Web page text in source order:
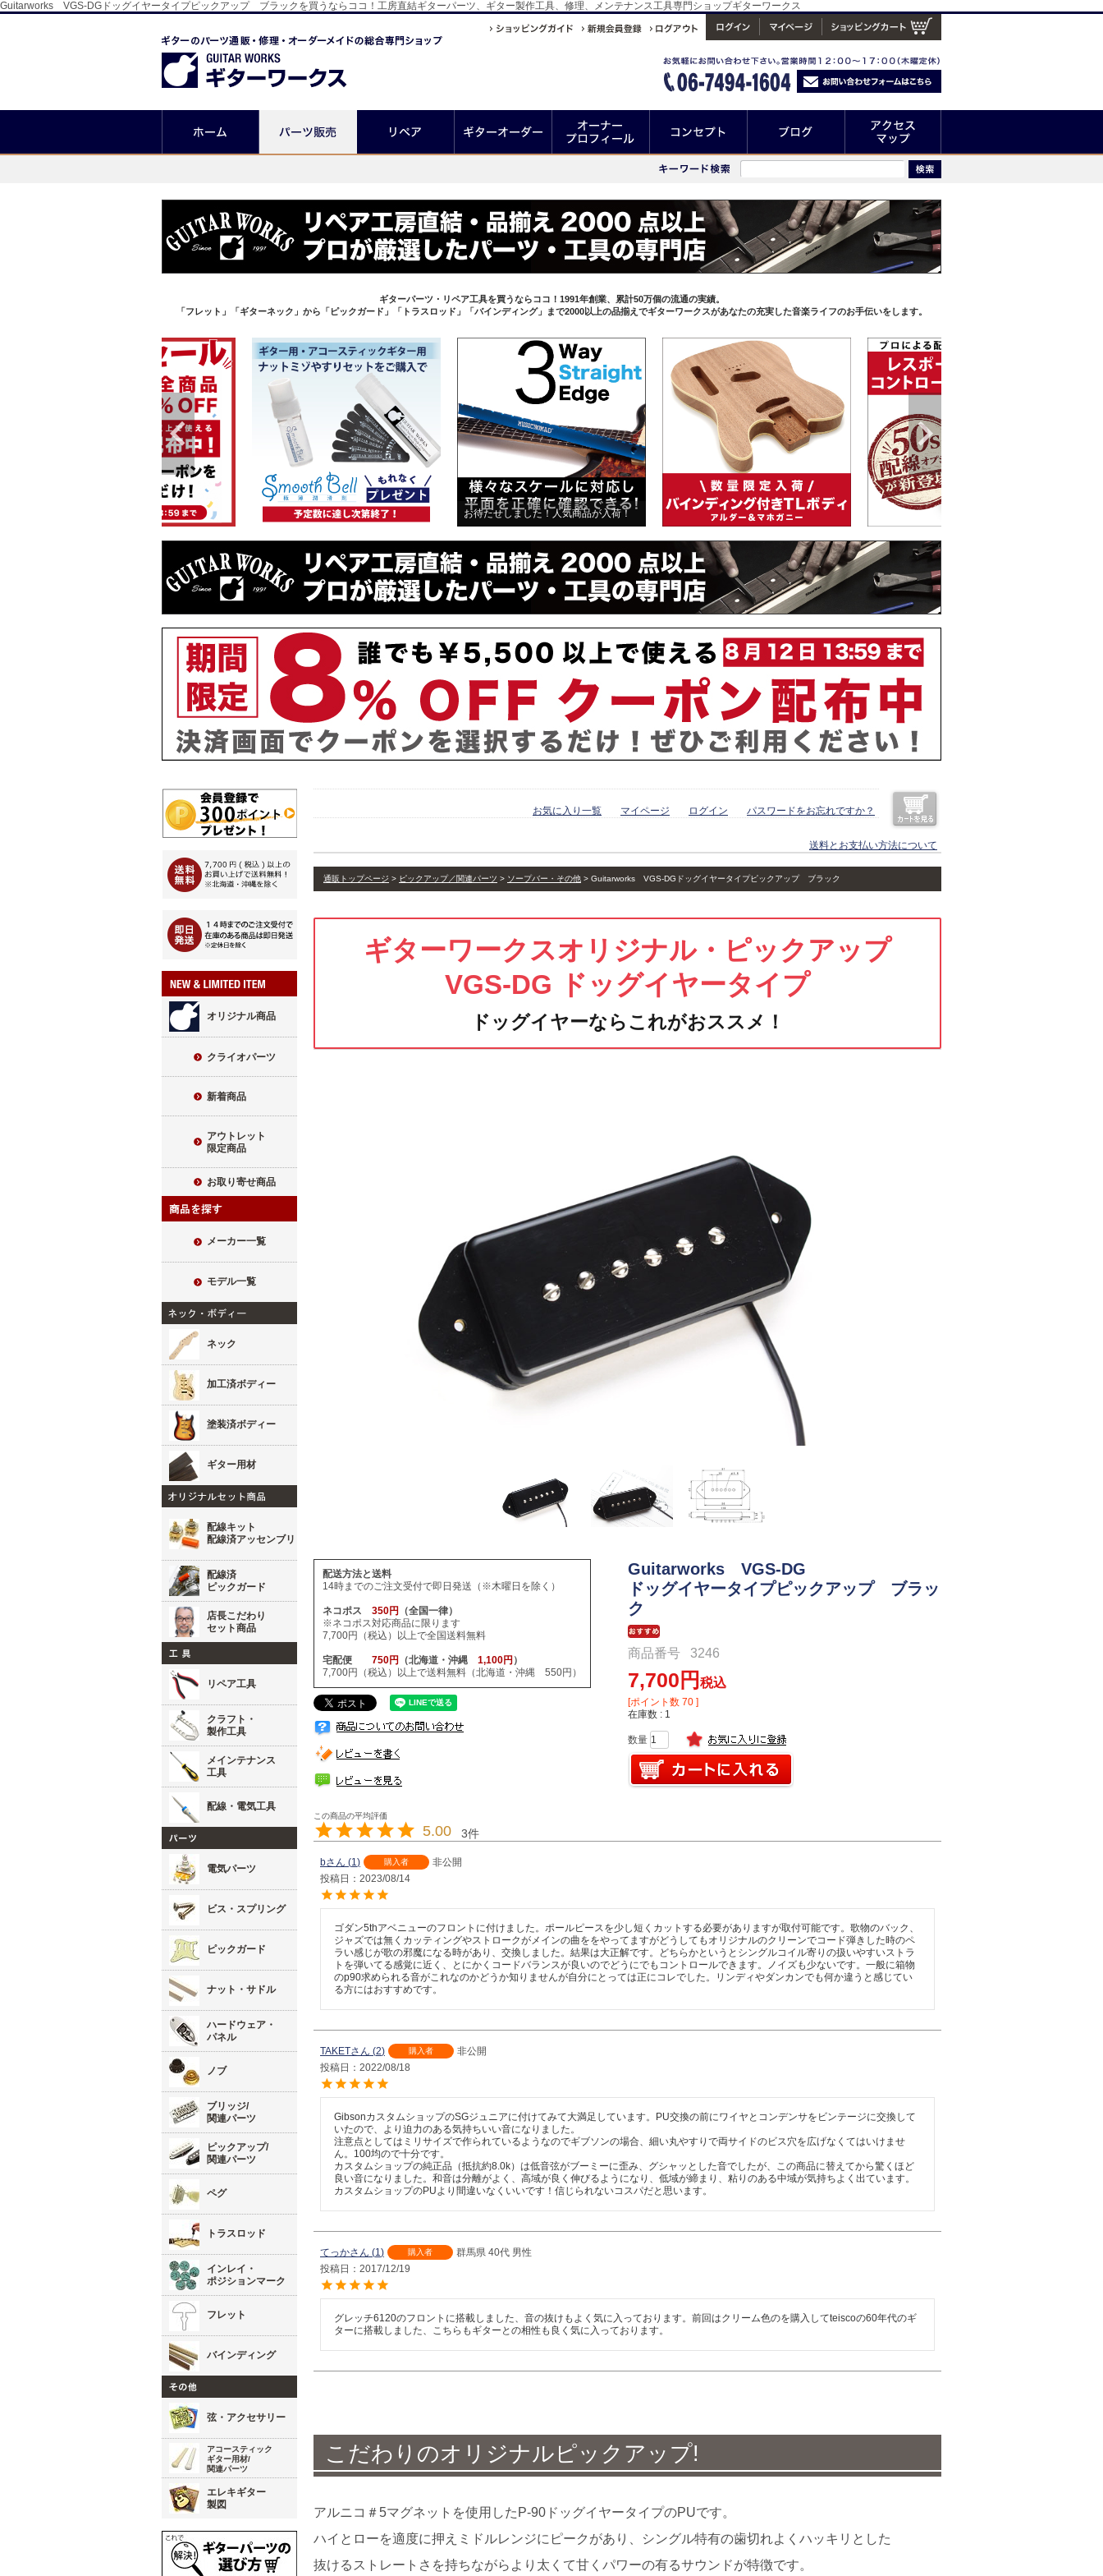
Guitarworks VGS-DGドッグイヤータイプピックアップ ブラックを買うならココ！工房直結ギターパーツ、ギター製作工具、修理、メンテナンス工具専門ショップギターワークス
ギターパーツ・リペア工具を買うならココ！1991年創業、累計50万個の流通の実績。
「フレット」「ギターネック」から「ピックガード」「トラスロッド」「バインディング」まで2000以上の品揃えでギターワークスがあなたの充実した音楽ライフのお手伝いをします。
お待たせしました！人気商品が入荷！
オリジナル商品
クライオパーツ
新着商品
アウトレット
限定商品
お取り寄せ商品
メーカー一覧
モデル一覧
ネック
加工済ボディー
塗装済ボディー
ギター用材
配線キット
配線済アッセンブリ
配線済
ピックガード
店長こだわり
セット商品
リペア工具
クラフト・
製作工具
メインテナンス
工具
配線・電気工具
電気パーツ
ビス・スプリング
ピックガード
ナット・サドル
ハードウェア・
パネル
ノブ
ブリッジ/
関連パーツ
ピックアップ/
関連パーツ
ペグ
トラスロッド
インレイ・
ポジションマーク
フレット
バインディング
弦・アクセサリー
アコースティック
ギター用材/
関連パーツ
エレキギター
製図
お気に入り一覧 マイページ ログイン パスワードをお忘れですか？
送料とお支払い方法について
通販トップページ ピックアップ／関連パーツ ソープバー・その他 Guitarworks VGS-DGドッグイヤータイプピックアップ ブラック
ギターワークスオリジナル・ピックアップ
VGS-DG ドッグイヤータイプ
ドッグイヤーならこれがおススメ！
配送方法と送料
14時までのご注文受付で即日発送（※木曜日を除く）
ネコポス 350円
（全国一律）
※ネコポス対応商品に限ります
7,700円（税込）以上で全国送料無料
宅配便 750円 （北海道・沖縄 1,100円 ）
7,700円（税込）以上で送料無料（北海道・沖縄 550円）
Guitarworks VGS-DG
ドッグイヤータイプピックアップ ブラッ
ク
商品番号 3246
7,700 税込
[ポイント数 70 ]
在庫数
1
5.00 3
b 1 購入者
非公開
投稿日
2023/08/14
ゴダン5thアベニューのフロントに付けました。ポールピースを少し短くカットする必要がありますが取付可能です。歌物のバック、
ジャズでは無くカッティングやストロークがメインの曲ををやってますがどうしてもオリジナルのクリーンでコード弾きした時のペ
ラい感じが歌の邪魔になる時があり、交換しました。結果は大正解です。どちらかというとシングルコイル寄りの扱いやすいストラ
トを弾いてる感覚に近く、とにかくコードバランスが良いのでどうにでもコントロールできます。ノイズも少ないです。一般に箱物
のp90求められる音がこれなのかどうか知りませんが自分にとっては正にコレでした。リンディやダンカンでも何か違うと感じてい
る方にはおすすめです。
TAKET 2 購入者
非公開
投稿日
2022/08/18
GibsonカスタムショップのSGジュニアに付けてみて大満足しています。PU交換の前にワイヤとコンデンサをビンテージに交換して
いたので、より迫力のある気持ちいい音になりました。
注意点としてはミリサイズで作られているようなのでギブソンの場合、細い丸やすりで両サイドのビス穴を広げなくてはいけませ
ん。100均ので十分です。
カスタムショップの純正品（抵抗約8.0k）は低音弦がブーミーに歪み、グシャッとした音でしたが、この商品に替えてから驚くほど
良い音になりました。和音は分離がよく、高域が良く伸びるようになり、低域が締まり、粘りのある中域が気持ちよく出ています。
カスタムショップのPUより間違いなくいいです！信じられないコスパだと思います。
てっか 1 購入者 群馬県 40代 男性
投稿日
2017/12/19
グレッチ6120のフロントに搭載しました、音の抜けもよく気に入っております。前回はクリーム色のを購入してteiscoの60年代のギ
ターに搭載しました、こちらもギターとの相性も良く気に入っております。
こだわりのオリジナルピックアップ!
アルニコ＃5マグネットを使用したP-90ドッグイヤータイプのPUです。
ハイとローを適度に押えミドルレンジにピークがあり、シングル特有の歯切れよくハッキリとした
抜けるストレートさを持ちながらより太くて甘くパワーの有るサウンドが特徴です。